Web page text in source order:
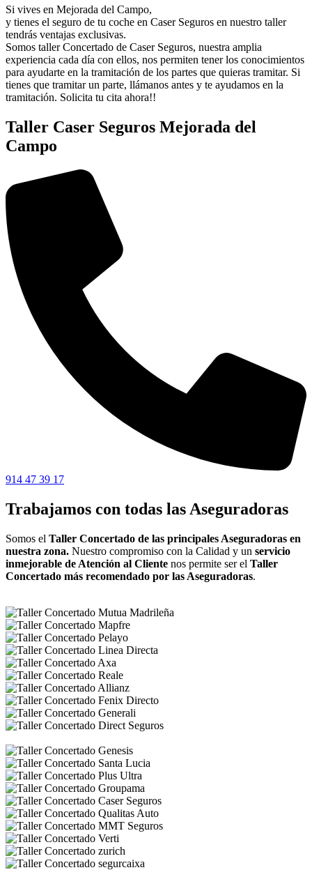
Si vives en Mejorada del Campo,
y tienes el seguro de tu coche en Caser Seguros en nuestro taller
tendrás ventajas exclusivas.
Somos taller Concertado de Caser Seguros, nuestra amplia
experiencia cada día con ellos, nos permiten tener los conocimientos
para ayudarte en la tramitación de los partes que quieras tramitar. Si
tienes que tramitar un parte, llámanos antes y te ayudamos en la
tramitación. Solicita tu cita ahora!!
Taller Caser Seguros Mejorada del
Campo
914 47 39 17
Trabajamos con todas las Aseguradoras
Somos el Taller Concertado de las principales Aseguradoras en
nuestra zona. Nuestro compromiso con la Calidad y un servicio
inmejorable de Atención al Cliente nos permite ser el Taller
Concertado más recomendado por las Aseguradoras.